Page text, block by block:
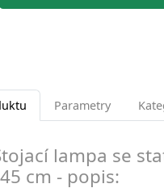
Parametry
lampa se
cm - popis: